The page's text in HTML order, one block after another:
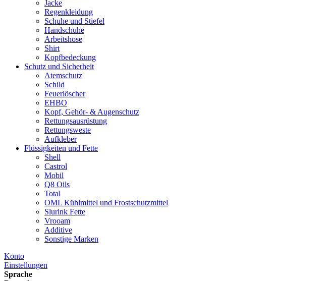
Jacke
Regenkleidung
Schuhe und Stiefel
Handschuhe
Arbeitshose
Shirt
Kopfbedeckung
Schutz und Sicherheit
Atemschutz
Schild
Feuerlöscher
EHBO
Kopf, Gehör- & Augenschutz
Rettungsausrüstung
Rettungsweste
Aufkleber
Flüssigkeiten und Fette
Shell
Castrol
Mobil
Q8 Oils
Total
OML Kühlmittel und Frostschutzmittel
Slurink Fette
Vrooam
Additive
Sonstige Marken
Konto
Einstellungen
Sprache